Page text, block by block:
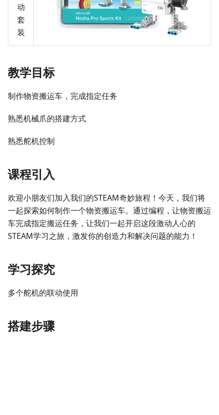
动
套
装
教学目标
制作物资搬运车，完成指定任务
熟悉机械爪的搭建方式
熟悉舵机控制
课程引入
欢迎小朋友们加入我们的STEAM奇妙旅程！今天，我们将
一起探索如何制作一个物资搬运车。通过编程，让物资搬运
车完成指定搬运任务，让我们一起开启这段激动人心的
STEAM学习之旅，激发你的创造力和解决问题的能力！
学习探究
多个舵机的联动使用
搭建步骤